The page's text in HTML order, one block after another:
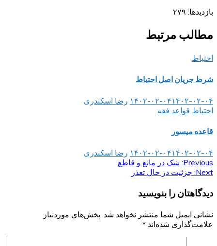
بازدیدها: ۲۷۹
مطالب مرتبط
احتیاط
شرط جریان اصل احتیاط
۱۴۰۲-۰۲-۰۴۱۴۰۲-۰۲-۰۴
رضا اسکندری
احتیاط قواعد فقه
قاعده میسور
۱۴۰۲-۰۲-۰۴۱۴۰۲-۰۲-۰۴ رضا اسکندری
راهبری
Previous: شک در مانع و قاطع
Next: جزئیت در حال تعذر
دیدگاهتان را بنویسید
نشانی ایمیل شما منتشر نخواهد شد. بخش‌های موردنیاز
علامت‌گذاری شده‌اند *